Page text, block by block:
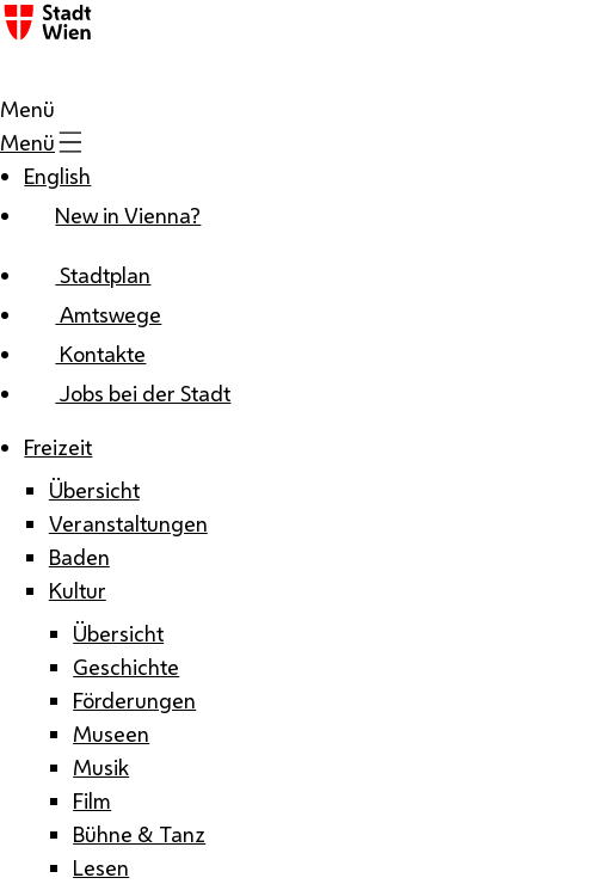
Zum Inhalt
Menü
Menü
English
New in Vienna?
Stadtplan
Amtswege
Kontakte
Jobs bei der Stadt
Freizeit
Übersicht
Veranstaltungen
Baden
Kultur
Übersicht
Geschichte
Förderungen
Museen
Musik
Film
Bühne & Tanz
Lesen